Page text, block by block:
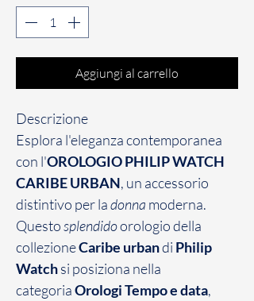
Aggiungi al carrello
Descrizione
Esplora l'eleganza contemporanea
con l'OROLOGIO PHILIP WATCH
CARIBE URBAN, un accessorio
distintivo per ladonna moderna.
Questosplendidoorologio della
collezioneCaribe urbandi Philip
Watchsi posiziona nella
categoriaOrologi Tempo e data,